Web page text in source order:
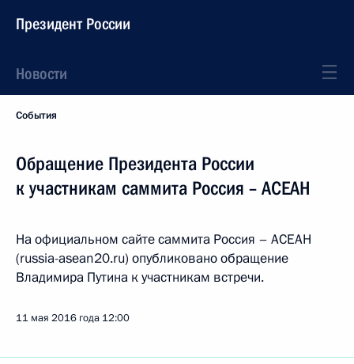
Президент России
Новости
События
Обращение Президента России
к участникам саммита Россия – АСЕАН
На официальном сайте саммита Россия – АСЕАН
(russia-asean20.ru) опубликовано обращение
Владимира Путина к участникам встречи.
11 мая 2016 года 12:00